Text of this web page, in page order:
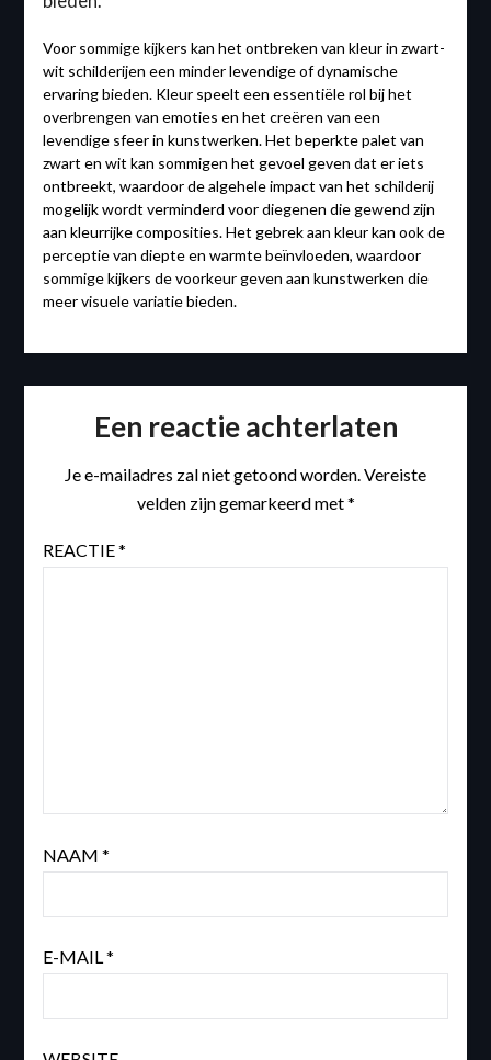
Voor sommige kijkers kan het ontbreken van kleur in zwart-
wit schilderijen een minder levendige of dynamische
ervaring bieden. Kleur speelt een essentiële rol bij het
overbrengen van emoties en het creëren van een
levendige sfeer in kunstwerken. Het beperkte palet van
zwart en wit kan sommigen het gevoel geven dat er iets
ontbreekt, waardoor de algehele impact van het schilderij
mogelijk wordt verminderd voor diegenen die gewend zijn
aan kleurrijke composities. Het gebrek aan kleur kan ook de
perceptie van diepte en warmte beïnvloeden, waardoor
sommige kijkers de voorkeur geven aan kunstwerken die
meer visuele variatie bieden.
Een reactie achterlaten
Je e-mailadres zal niet getoond worden.Vereiste
velden zijn gemarkeerd met*
REACTIE*
NAAM *
E-MAIL*